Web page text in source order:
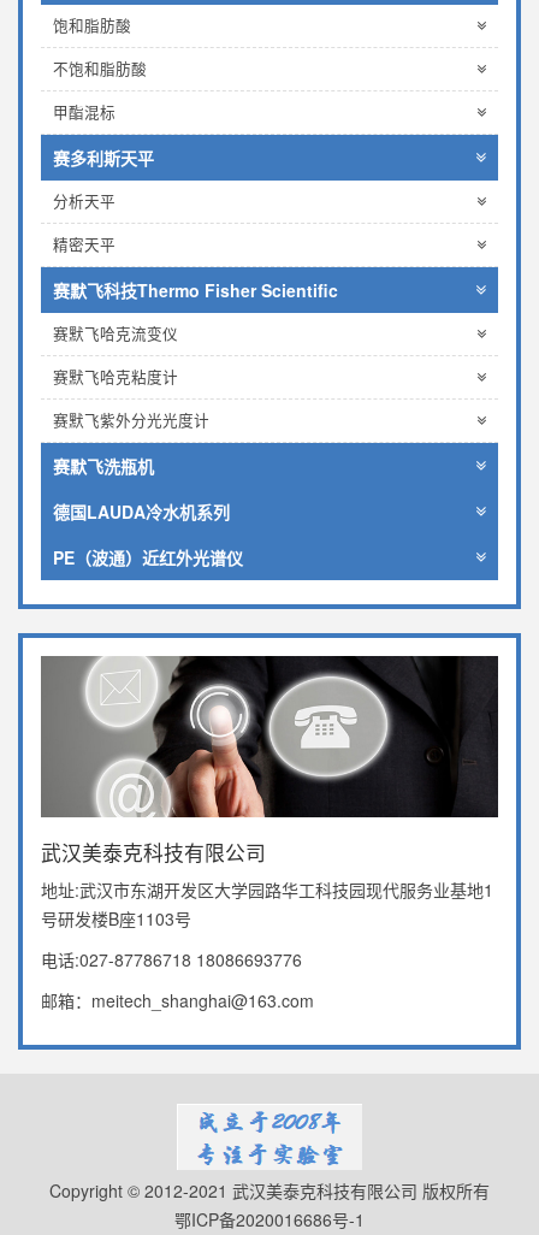
饱和脂肪酸
不饱和脂肪酸
甲酯混标
赛多利斯天平
分析天平
精密天平
赛默飞科技Thermo Fisher Scientific
赛默飞哈克流变仪
赛默飞哈克粘度计
赛默飞紫外分光光度计
赛默飞洗瓶机
德国LAUDA冷水机系列
PE（波通）近红外光谱仪
武汉美泰克科技有限公司
地址:武汉市东湖开发区大学园路华工科技园现代服务业基地1
号研发楼B座1103号
电话:027-87786718 18086693776
邮箱：meitech_shanghai@163.com
Copyright © 2012-2021 武汉美泰克科技有限公司 版权所有
鄂ICP备2020016686号-1